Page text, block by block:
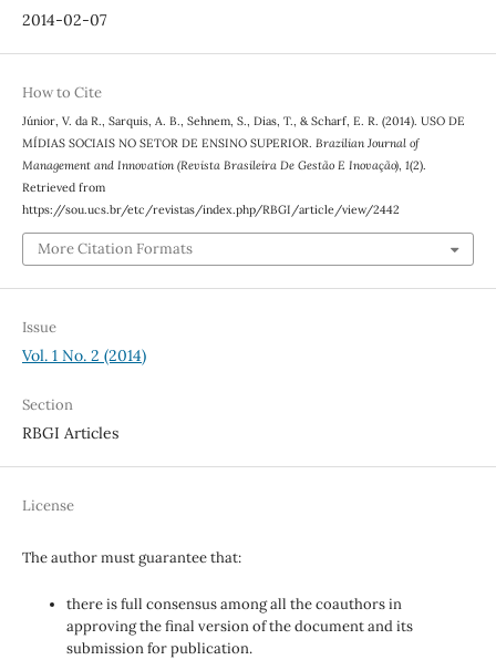
2014-02-07
How to Cite
Júnior, V. da R., Sarquis, A. B., Sehnem, S., Dias, T., & Scharf, E. R. (2014). USO DE
MÍDIAS SOCIAIS NO SETOR DE ENSINO SUPERIOR. Brazilian Journal of
Management and Innovation (Revista Brasileira De Gestão E Inovação), 1(2).
Retrieved from
https://sou.ucs.br/etc/revistas/index.php/RBGI/article/view/2442
More Citation Formats
Issue
Vol. 1 No. 2 (2014)
Section
RBGI Articles
License
The author must guarantee that:
there is full consensus among all the coauthors in
approving the final version of the document and its
submission for publication.